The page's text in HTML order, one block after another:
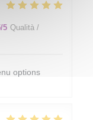
/5 Qualità /
options